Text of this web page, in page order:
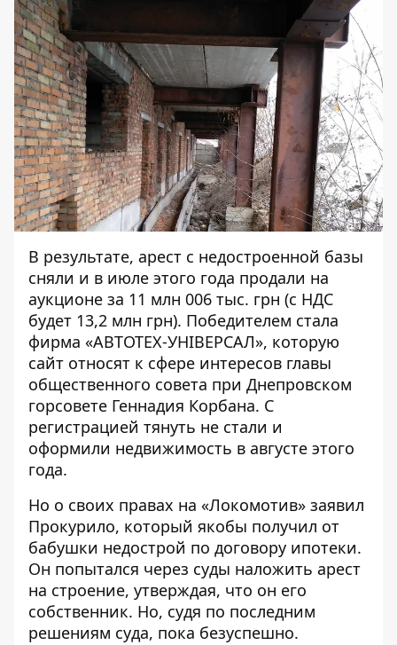
В результате, арест с недостроенной базы
сняли и в июле этого года продали на
аукционе за 11 млн 006 тыс. грн (с НДС
будет 13,2 млн грн). Победителем стала
фирма «АВТОТЕХ-УНІВЕРСАЛ», которую
сайт относят к сфере интересов главы
общественного совета при Днепровском
горсовете Геннадия Корбана. С
регистрацией тянуть не стали и
оформили недвижимость в августе этого
года.
Но о своих правах на «Локомотив» заявил
Прокурило, который якобы получил от
бабушки недострой по договору ипотеки.
Он попытался через суды наложить арест
на строение, утверждая, что он его
собственник. Но, судя по последним
решениям суда, пока безуспешно.